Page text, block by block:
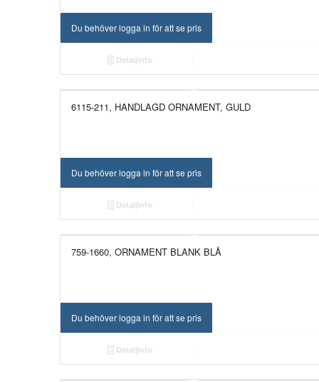
Du behöver logga in för att se pris
Detaljinfo
6115-211, HANDLAGD ORNAMENT, GULD
Du behöver logga in för att se pris
Detaljinfo
759-1660, ORNAMENT BLANK BLÅ
Du behöver logga in för att se pris
Detaljinfo